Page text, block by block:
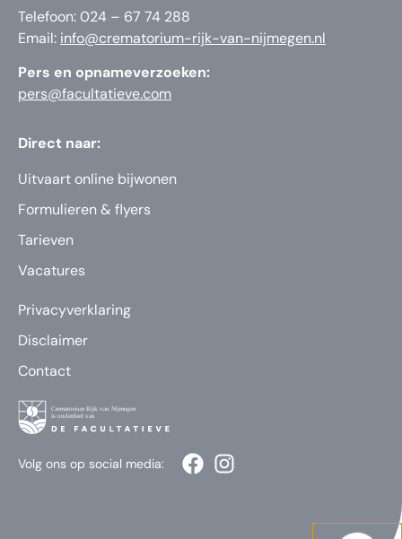
Telefoon: 024 – 67 74 288
Email: info@crematorium-rijk-van-nijmegen.nl
Pers en opnameverzoeken:
pers@facultatieve.com
Direct naar:
Uitvaart online bijwonen
Formulieren & flyers
Tarieven
Vacatures
Privacyverklaring
Disclaimer
Contact
Volg ons op social media: